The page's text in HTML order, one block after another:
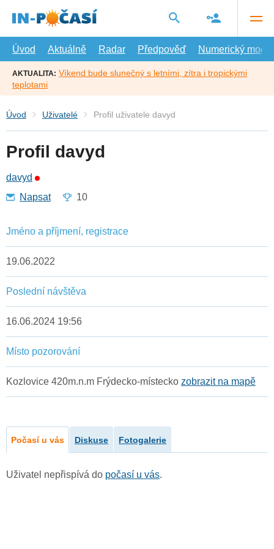
hlavní
Úvod
Aktuálně Radar Předpověď Numerický model
AKTUALITA: Víkend bude slunečný s letními, zítra i tropickými
teplotami
Úvod Uživatelé Profil uživatele davyd
Profil davyd
davyd
Napsat
10
Jméno a příjmení, registrace
19.06.2022
Poslední návštěva
16.06.2024 19:56
Místo pozorování
Kozlovice 420m.n.m Frýdecko-místecko zobrazit na mapě
Počasí u vás Diskuse Fotogalerie
Uživatel nepřispívá do počasí u vás.